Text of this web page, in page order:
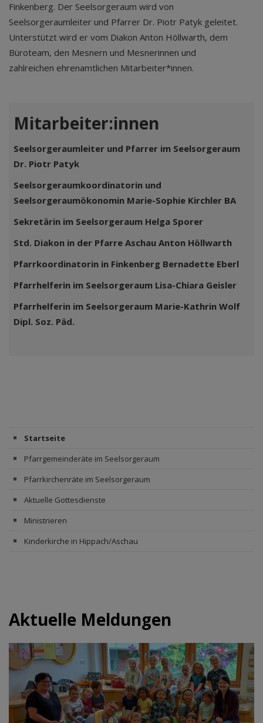
Finkenberg. Der Seelsorgeraum wird von
Seelsorgeraumleiter und Pfarrer Dr. Piotr Patyk geleitet.
Unterstützt wird er vom Diakon Anton Höllwarth, dem
Büroteam, den Mesnern und Mesnerinnen und
zahlreichen ehrenamtlichen Mitarbeiter*innen.
Mitarbeiter:innen
Seelsorgeraumleiter und Pfarrer im Seelsorgeraum
Dr. Piotr Patyk
Seelsorgeraumkoordinatorin und
Seelsorgeraumökonomin Marie-Sophie Kirchler BA
Sekretärin im Seelsorgeraum Helga Sporer
Std. Diakon in der Pfarre Aschau Anton Höllwarth
Pfarrkoordinatorin in Finkenberg Bernadette Eberl
Pfarrhelferin im Seelsorgeraum Lisa-Chiara Geisler
Pfarrhelferin im Seelsorgeraum Marie-Kathrin Wolf
Dipl. Soz. Päd.
Startseite
Pfarrgemeinderäte im Seelsorgeraum
Pfarrkirchenräte im Seelsorgeraum
Aktuelle Gottesdienste
Ministrieren
Kinderkirche in Hippach/Aschau
Aktuelle Meldungen